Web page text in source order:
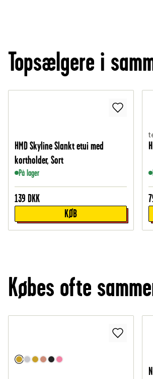
Topsælgere i
HMD Skyline Slankt etui med
kortholder, Sort
På lager
139 DKK
KØB
Købes ofte